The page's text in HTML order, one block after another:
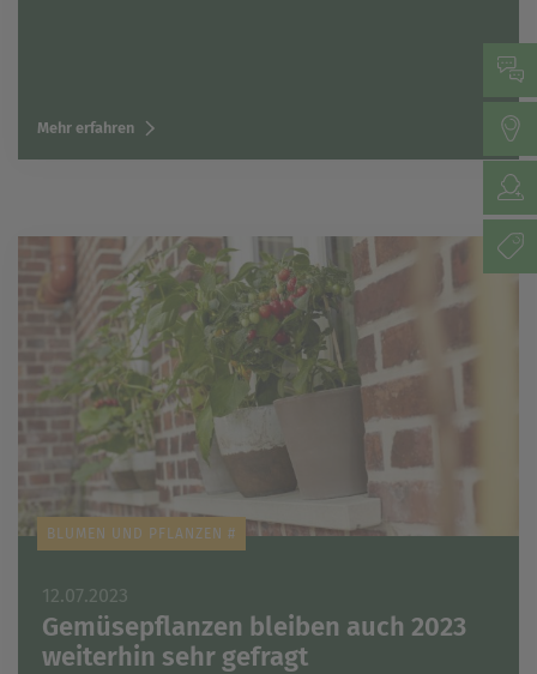
Mehr erfahren
BLUMEN UND PFLANZEN #
12.07.2023
Gemüsepflanzen bleiben auch 2023
weiterhin sehr gefragt